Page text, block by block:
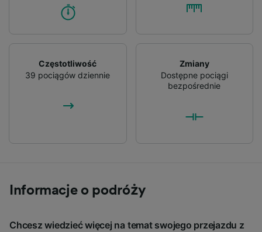
Częstotliwość
39 pociągów dziennie
Zmiany
Dostępne pociągi
bezpośrednie
Informacje o podróży
Chcesz wiedzieć więcej na temat swojego przejazdu z